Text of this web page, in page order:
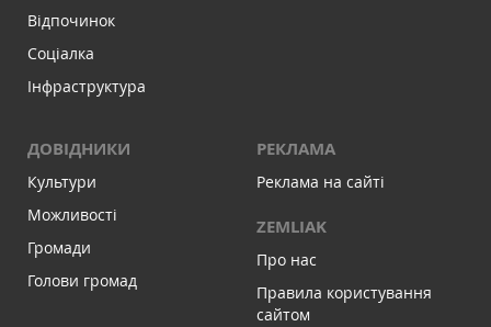
Відпочинок
Соціалка
Інфраструктура
ДОВІДНИКИ
Культури
Можливості
Громади
Голови громад
РЕКЛАМА
Реклама на сайті
ZEMLIAK
Про нас
Правила користування
сайтом